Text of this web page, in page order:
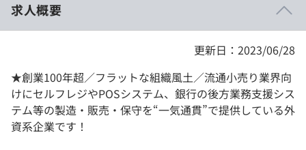
契約内容・クーポン
求人概要
更新日：2023/06/28
★創業100年超／フラットな組織風土／流通小売り業界向
けにセルフレジやPOSシステム、銀行の後方業務支援シス
テム等の製造・販売・保守を“一気通貫”で提供している外
資系企業です！